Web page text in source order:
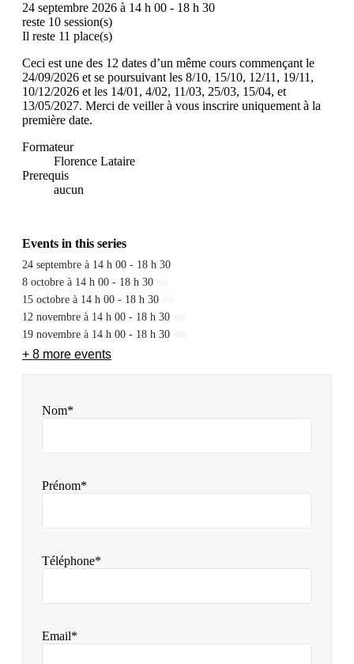
24 septembre 2026 à 14 h 00 - 18 h 30
reste 10 session(s)
Il reste 11 place(s)
Ceci est une des 12 dates d’un même cours commençant le
24/09/2026 et se poursuivant les 8/10, 15/10, 12/11, 19/11,
10/12/2026 et les 14/01, 4/02, 11/03, 25/03, 15/04, et
13/05/2027. Merci de veiller à vous inscrire uniquement à la
première date.
Formateur
Florence Lataire
Prerequis
aucun
Events in this series
24 septembre à 14 h 00 - 18 h 30
8 octobre à 14 h 00 - 18 h 30
15 octobre à 14 h 00 - 18 h 30
12 novembre à 14 h 00 - 18 h 30
19 novembre à 14 h 00 - 18 h 30
+ 8 more events
Nom*
Prénom*
Téléphone*
Email*